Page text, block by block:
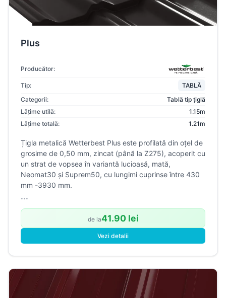
Plus
Producător:
Tip:
TABLĂ
Categorii:
Tablă tip țiglă
Lățime utilă:
1.15m
Lățime totală:
1.21m
Țigla metalică Wetterbest Plus este profilată din oțel de
grosime de 0,50 mm, zincat (până la Z275), acoperit cu
un strat de vopsea în variantă lucioasă, mată,
Neomat30 și Suprem50, cu lungimi cuprinse între 430
mm -3930 mm.
...
de la41.90 lei
Vezi detalii